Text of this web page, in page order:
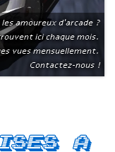
amoureux d'arcade ?
ici chaque mois.
vues mensuellement.
Contactez-nous !
a